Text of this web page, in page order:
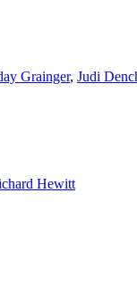
Grainger, Judi
Hewitt